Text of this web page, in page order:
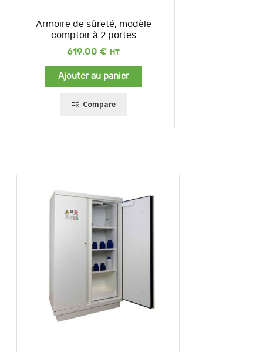
Armoire de sûreté, modèle
comptoir à 2 portes
619,00 €
Ajouter au panier
Compare